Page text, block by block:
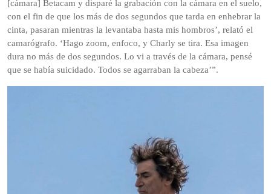
[cámara] Betacam y disparé la grabación con la cámara en el suelo,
con el fin de que los más de dos segundos que tarda en enhebrar la
cinta, pasaran mientras la levantaba hasta mis hombros’, relató el
camarógrafo. ‘Hago zoom, enfoco, y Charly se tira. Esa imagen
dura no más de dos segundos. Lo vi a través de la cámara, pensé
que se había suicidado. Todos se agarraban la cabeza’”.